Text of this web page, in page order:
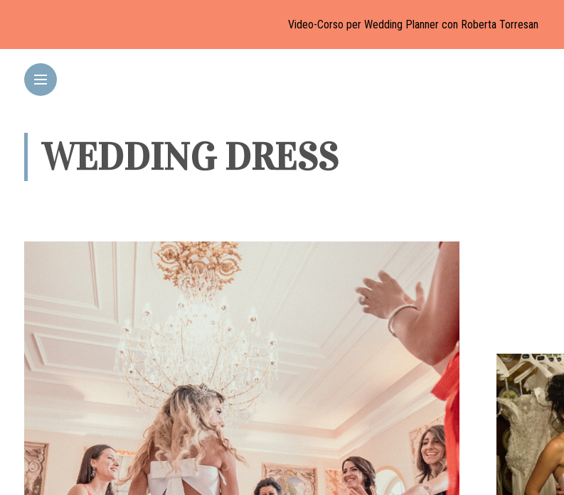
Galateo
Tendenze
WEDDING DRESS
Video-Corso per Wedding Planner con Roberta Torresan